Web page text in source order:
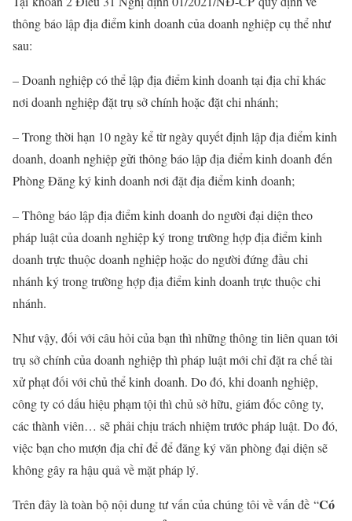
thông báo lập địa điểm kinh doanh của doanh nghiệp cụ thể như
sau:
– Doanh nghiệp có thể lập địa điểm kinh doanh tại địa chỉ khác
nơi doanh nghiệp đặt trụ sở chính hoặc đặt chi nhánh;
– Trong thời hạn 10 ngày kể từ ngày quyết định lập địa điểm kinh
doanh, doanh nghiệp gửi thông báo lập địa điểm kinh doanh đến
Phòng Đăng ký kinh doanh nơi đặt địa điểm kinh doanh;
– Thông báo lập địa điểm kinh doanh do người đại diện theo
pháp luật của doanh nghiệp ký trong trường hợp địa điểm kinh
doanh trực thuộc doanh nghiệp hoặc do người đứng đầu chi
nhánh ký trong trường hợp địa điểm kinh doanh trực thuộc chi
nhánh.
Như vậy, đối với câu hỏi của bạn thì những thông tin liên quan tới
trụ sở chính của doanh nghiệp thì pháp luật mới chỉ đặt ra chế tài
xử phạt đối với chủ thể kinh doanh. Do đó, khi doanh nghiệp,
công ty có dấu hiệu phạm tội thì chủ sở hữu, giám đốc công ty,
các thành viên… sẽ phải chịu trách nhiệm trước pháp luật. Do đó,
việc bạn cho mượn địa chỉ để để đăng ký văn phòng đại diện sẽ
không gây ra hậu quả về mặt pháp lý.
Trên đây là toàn bộ nội dung tư vấn của chúng tôi về vấn đề “Có